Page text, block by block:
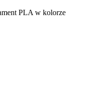
PLA w kolorze